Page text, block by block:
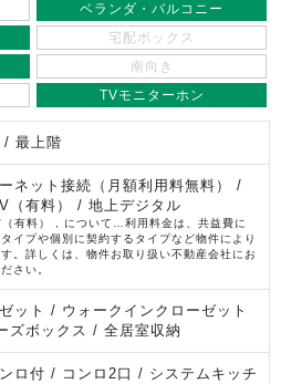
ベランダ・バルコニー
宅配ボックス
南向き
TVモニターホン
/ 最上階
ネット接続（月額利用料無料） /
（有料） / 地上デジタル
有料） , について…利用料金は、共益費に
イプや個別に契約するタイプなど物件により
。詳しくは、物件お取り扱い不動産会社にお
さい。
ット / ウォークインクローゼット
ズボックス / 全居室収納
ロ付 / コンロ2口 / システムキッチ